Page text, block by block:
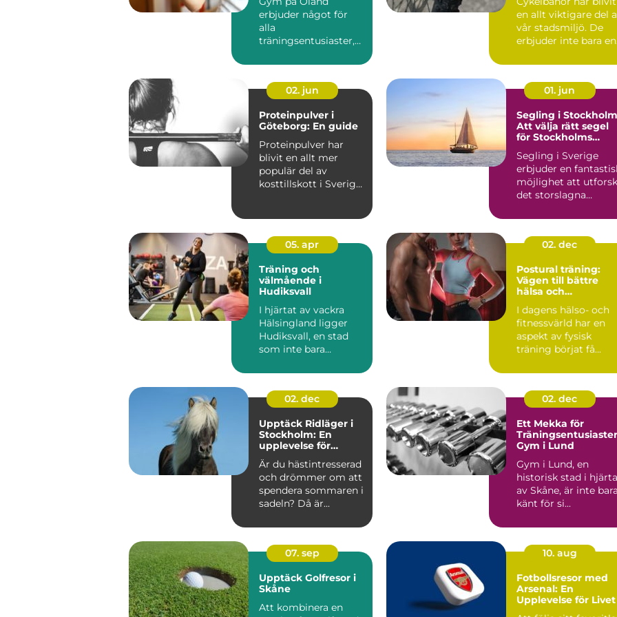
erbjuder något för
alla
träningsentusiaster,
en allt viktigare del
vår stadsmiljö. De
erbjuder inte bara en
02. jun
Proteinpulver i
Göteborg: En guide
Proteinpulver har
blivit en allt mer
populär del av
kosttillskott i Sverige,
01. jun
Segling i
Att välja rätt segel
för Stockholms
Segling i Sverige
erbjuder en
möjlighet att
det storslagna
05. apr
Träning och
välmående i
Hudiksvall
I hjärtat av vackra
Hälsingland ligger
Hudiksvall, en stad
som inte bara
02. dec
Postural träning:
Vägen till bättre
hälsa och
I dagens hälso- och
fitnessvärld har en
aspekt av fysisk
träning börjat få...
02. dec
Upptäck Ridläger i
Stockholm: En
upplevelse för
Är du hästintresserad
och drömmer om att
spendera sommaren i
sadeln? Då är...
02. dec
Ett Mekka för
Gym i Lund
Gym i Lund, en
historisk stad i
av Skåne, är inte bara
känt för si...
07. sep
Upptäck Golfresor i
Skåne
Att kombinera en
10. aug
Fotbollsresor med
Arsenal: En
Upplevelse för Livet